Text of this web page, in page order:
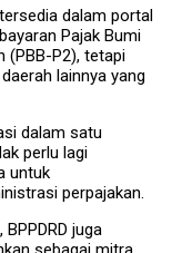
dalam portal
Pajak Bumi
(PBB-P2), tetapi
lainnya yang
dalam satu
perlu lagi
untuk
perpajakan.
juga